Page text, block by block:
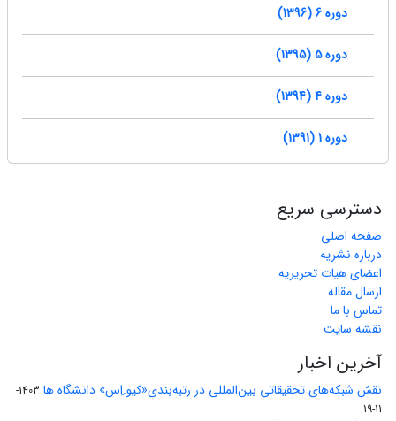
دوره 6 (1396)
دوره 5 (1395)
دوره 4 (1394)
دوره 1 (1391)
دسترسی سریع
صفحه اصلی
درباره نشریه
اعضای هیات تحریریه
ارسال مقاله
تماس با ما
نقشه سایت
آخرین اخبار
نقش شبکه‌های تحقیقاتی بین‌المللی در رتبه‌بندی«کیو.اِس» دانشگاه ها
1403-
11-19